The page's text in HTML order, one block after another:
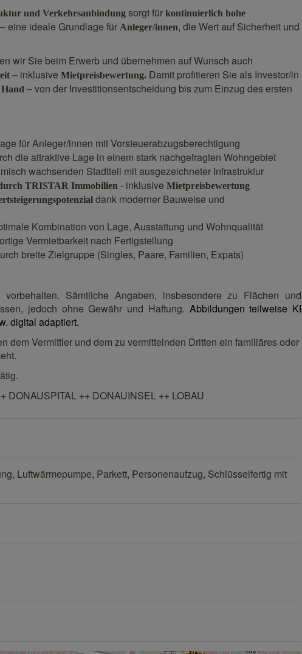
und Verkehrsanbindung sorgt für kontinuierlich hohe
eine ideale Grundlage für Anleger/innen, die Wert auf Sicherheit und
wir Sie beim Erwerb und übernehmen auf Wunsch auch
– inklusive Mietpreisbewertung. Damit profitieren Sie als Investor/in
– von der Investitionsentscheidung bis zum Einzug des ersten
für Anleger/innen mit Vorsteuerabzugsberechtigung
die attraktive Lage in einem stark nachgefragten Wohngebiet
wachsenden Stadtteil mit ausgezeichneter Infrastruktur
TRISTAR Immobilien - inklusive Mietpreisbewertung
dank moderner Bauweise und
Kombination von Lage, Ausstattung und Wohnqualität
Vermietbarkeit nach Fertigstellung
breite Zielgruppe (Singles, Paare, Familien, Expats)
vorbehalten. Sämtliche Angaben, insbesondere zu Flächen und
jedoch ohne Gewähr und Haftung. Abbildungen teilweise KI
digital adaptiert.
dem Vermittler und dem zu vermittelnden Dritten ein familiäres oder
DONAUSPITAL ++ DONAUINSEL ++ LOBAU
Luftwärmepumpe Parkett Personenaufzug Schlüsselfertig mit